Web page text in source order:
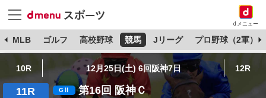
dメニュー
MLB ゴルフ 高校野球 競馬 Jリーグ プロ野球（2軍）
10R 12月25日(土) 6回阪神7日 12R
11R 第16回 阪神Ｃ